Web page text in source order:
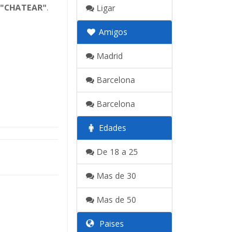
"CHATEAR". Ligar
Amigos
Madrid
Barcelona
Barcelona
Edades
De 18 a 25
Mas de 30
Mas de 50
Paises